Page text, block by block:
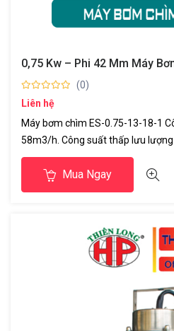
(0)
Liên hệ
Máy bơm chìm ES-0.75-13-18-1
58m3/h. Công suất thấp lưu
nước ao nuôi thủy sản công trình
Mua Ngay